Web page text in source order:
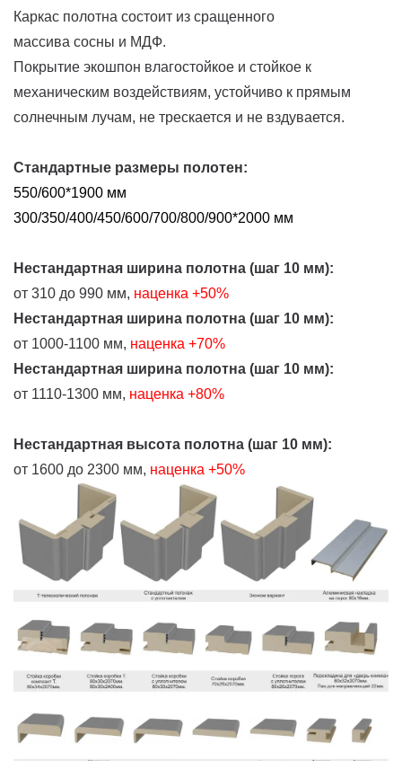
Каркас полотна состоит из сращенного
массива сосны и МДФ.
Покрытие экошпон влагостойкое и стойкое к
механическим воздействиям, устойчиво к прямым
солнечным лучам, не трескается и не вздувается.
Стандартные размеры полотен:
550/600*1900 мм
300/350/400/450/600/700/800/900*2000 мм
Нестандартная ширина полотна (шаг 10 мм):
от 310 до 990 мм, наценка +50%
Нестандартная ширина полотна (шаг 10 мм):
от 1000-1100 мм, наценка +70%
Нестандартная ширина полотна (шаг 10 мм):
от 1110-1300 мм, наценка +80%
Нестандартная высота полотна (шаг 10 мм):
от 1600 до 2300 мм, наценка +50%